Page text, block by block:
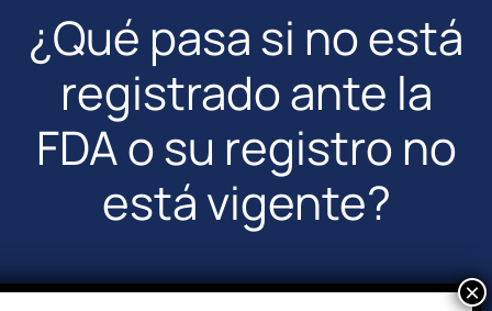
¿Qué pasa si no está
registrado ante la
FDA o su registro no
está vigente?